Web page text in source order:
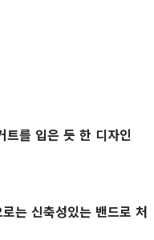
트를 입은 듯 한 디자인
는 신축성있는 밴드로 처